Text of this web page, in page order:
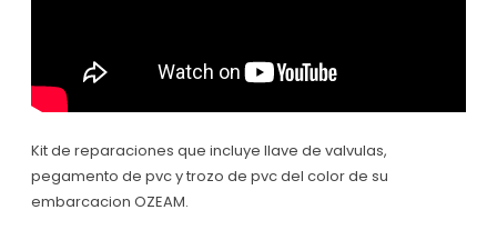
Kit de reparaciones que incluye llave de valvulas,
pegamento de pvc y trozo de pvc del color de su
embarcacion OZEAM.